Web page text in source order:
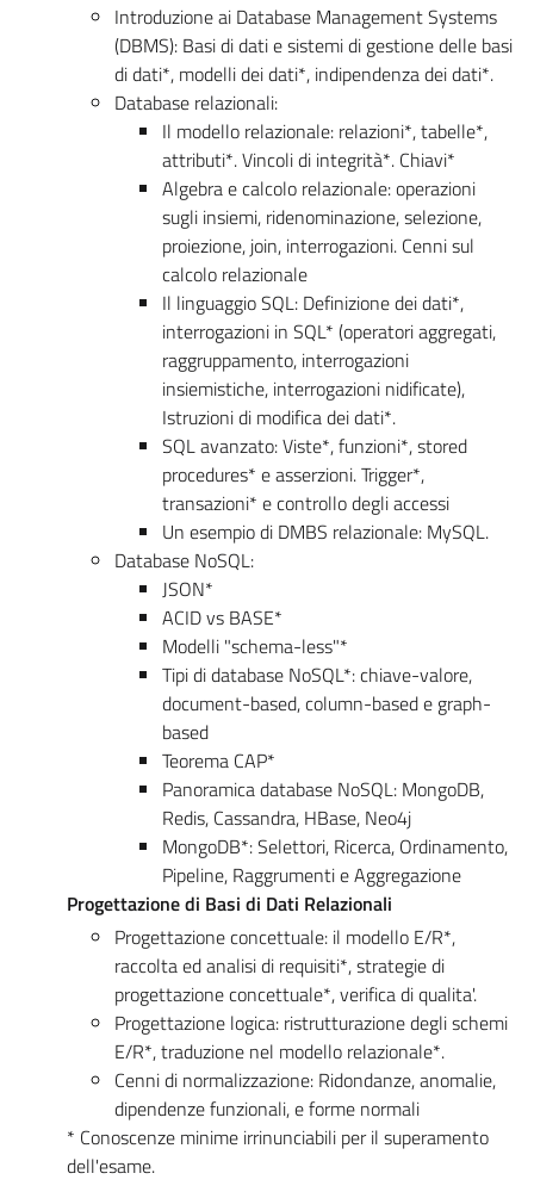
Introduzione ai Database Management Systems
(DBMS): Basi di dati e sistemi di gestione delle basi
di dati*, modelli dei dati*, indipendenza dei dati*.
Database relazionali:
Il modello relazionale: relazioni*, tabelle*,
attributi*. Vincoli di integrità*. Chiavi*
Algebra e calcolo relazionale: operazioni
sugli insiemi, ridenominazione, selezione,
proiezione, join, interrogazioni. Cenni sul
calcolo relazionale
Il linguaggio SQL: Definizione dei dati*,
interrogazioni in SQL* (operatori aggregati,
raggruppamento, interrogazioni
insiemistiche, interrogazioni nidificate),
Istruzioni di modifica dei dati*.
SQL avanzato: Viste*, funzioni*, stored
procedures* e asserzioni. Trigger*,
transazioni* e controllo degli accessi
Un esempio di DMBS relazionale: MySQL.
Database NoSQL:
JSON*
ACID vs BASE*
Modelli "schema-less"*
Tipi di database NoSQL*: chiave-valore,
document-based, column-based e graph-
based
Teorema CAP*
Panoramica database NoSQL: MongoDB,
Redis, Cassandra, HBase, Neo4j
MongoDB*: Selettori, Ricerca, Ordinamento,
Pipeline, Raggrumenti e Aggregazione
Progettazione di Basi di Dati Relazionali
Progettazione concettuale: il modello E/R*,
raccolta ed analisi di requisiti*, strategie di
progettazione concettuale*, verifica di qualita'.
Progettazione logica: ristrutturazione degli schemi
E/R*, traduzione nel modello relazionale*.
Cenni di normalizzazione: Ridondanze, anomalie,
dipendenze funzionali, e forme normali
* Conoscenze minime irrinunciabili per il superamento
dell'esame.